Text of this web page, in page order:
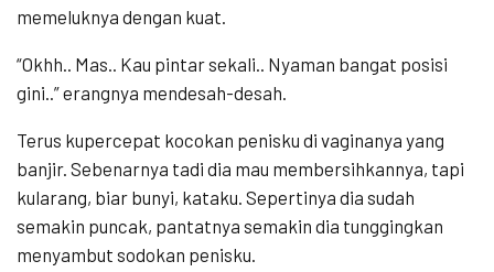
memeluknya dengan kuat.
“Okhh.. Mas.. Kau pintar sekali.. Nyaman bangat posisi
gini..” erangnya mendesah-desah.
Terus kupercepat kocokan penisku di vaginanya yang
banjir. Sebenarnya tadi dia mau membersihkannya, tapi
kularang, biar bunyi, kataku. Sepertinya dia sudah
semakin puncak, pantatnya semakin dia tunggingkan
menyambut sodokan penisku.